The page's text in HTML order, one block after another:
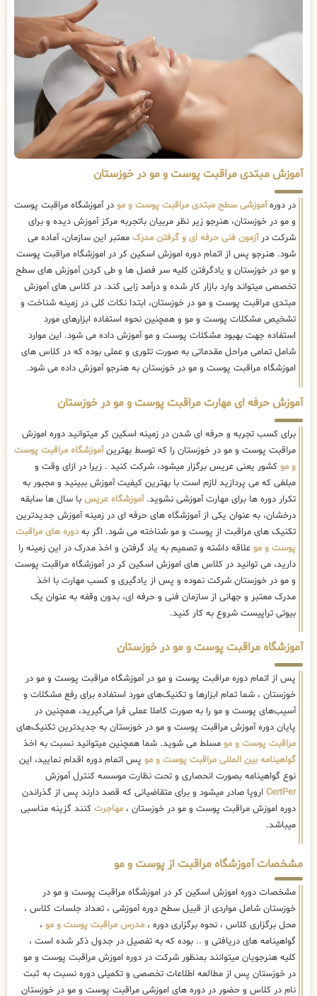
آموزش مبتدی مراقبت پوست و مو در خوزستان
در دورهآموزشی سطح مبتدی مراقبت پوست و مو در آموزشگاه مراقبت پوست
و مو در خوزستان، هنرجو زیر نظر مربیان باتجربه مرکز آموزش دیده و برای
شرکت درآزمون فنی حرفه ای و گرفتن مدرک معتبر این سازمان، آماده می
شود. هنرجو پس از اتمام دوره اموزش اسکین کر در اموزشگاه مراقبت پوست
و مو در خوزستان و یادگرفتن کلیه سر فصل ها و طی کردن آموزش های سطح
تخصصی میتواند وارد بازار کار شده و درآمد زایی کند. در کلاس های آموزش
مبتدی مراقبت پوست و مو در خوزستان، ابتدا نکات کلی در زمینه شناخت و
تشخیص مشکلات پوست و مو و همچنین نحوه استفاده ابزارهای مورد
استفاده جهت بهبود مشکلات پوست و مو آموزش داده می شود. این موارد
شامل تمامی مراحل مقدماتی به صورت تئوری و عملی بوده که در کلاس های
اموزشگاه مراقبت پوست و مو در خوزستان به هنرجو آموزش داده می شود.
آموزش حرفه ای مهارت مراقبت پوست و مو در خوزستان
برای کسب تجربه و حرفه ای شدن در زمینه اسکین کر میتوانید دوره اموزش
مراقبت پوست و مو در خوزستان را که توسط بهترینآموزشگاه مراقبت پوست
و مو کشور یعنی عریس برگزار میشود، شرکت کنید . زیرا در ازای وقت و
مبلغی که می پردازید لازم است با بهترین کیفیت آموزش ببینید و مجبور به
تکرار دوره ها برای مهارت آموزشی نشوید.آموزشگاه عریس با سال ها سابقه
درخشان، به عنوان یکی از آموزشگاه های حرفه ای در زمینه آموزش جدیدترین
تکنیک های مراقبت از پوست و مو شناخته می شود. اگر بهدوره های مراقبت
پوست و مو علاقه داشته و تصمیم به یاد گرفتن و اخذ مدرک در این زمینه را
دارید، می توانید در کلاس های اموزش اسکین کر در آموزشگاه مراقبت پوست
و مو در خوزستان شرکت نموده و پس از یادگیری و کسب مهارت با اخذ
مدرک معتبر و جهانی از سازمان فنی و حرفه ای، بدون وقفه به عنوان یک
بیوتی تراپیست شروع به کار کنید.
آموزشگاه مراقبت پوست و مو در خوزستان
پس از اتمام دوره مراقبت پوست و مو در آموزشگاه مراقبت پوست و مو در
خوزستان ، شما تمام ابزارها و تکنیک‌های مورد استفاده برای رفع مشکلات و
آسیب‌های پوست و مو را به صورت کاملا عملی فرا می‌گیرید، همچنین در
پایان دوره آموزش مراقبت پوست و مو در خوزستان به جدیدترین تکنیک‌های
مراقبت پوست و مو مسلط می شوید. شما همچنین میتوانید نسبت به اخذ
گواهینامه بین المللی مراقبت پوست و مو پس اتمام دوره اقدام نمایید، این
نوع گواهینامه بصورت انحصاری و تحت نظارت موسسه کنترل آموزش
CertPer اروپا صادر میشود و برای متقاضیانی که قصد دارند پس از گذراندن
دوره اموزش مراقبت پوست و مو در خوزستان ، مهاجرت کنند گزینه مناسبی
میباشد.
مشخصات آموزشگاه مراقبت از پوست و مو
مشخصات دوره اموزش اسکین کر در اموزشگاه مراقبت پوست و مو در
خوزستان شامل مواردی از قبیل سطح دوره آموزشی ، تعداد جلسات کلاس ،
محل برگزاری کلاس ، نحوه برگزاری دوره ، مدرس مراقبت پوست و مو ،
گواهینامه های دریافتی و .. بوده که به تفصیل در جدول ذکر شده است ،
کلیه هنرجویان میتوانند بمنظور شرکت در دوره اموزش مراقبت پوست و مو
در خوزستان پس از مطالعه اطلاعات تخصصی و تکمیلی دوره نسبت به ثبت
نام در کلاس و حضور در دوره های اموزشی مراقبت پوست و مو در خوزستان